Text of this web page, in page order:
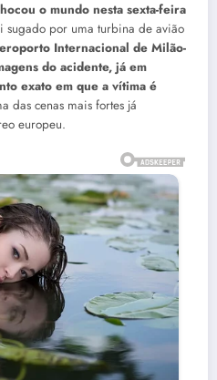
o mundo nesta sexta-feira
sugado por uma turbina de avião
Internacional de Milão-
do acidente, já em
exato em que a vítima é
das cenas mais fortes já
europeu.